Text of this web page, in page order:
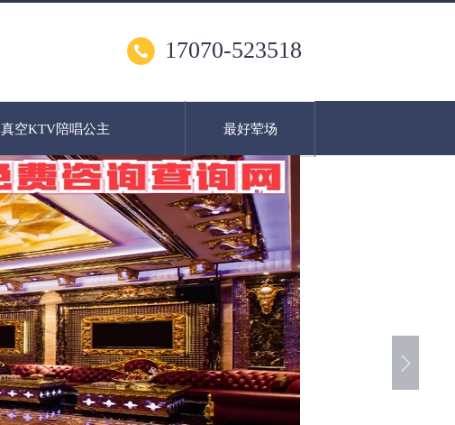
17070-523518
真空KTV陪唱公主 最好荤场